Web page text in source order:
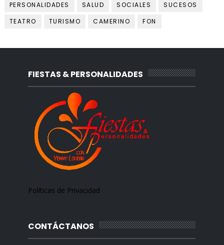
PERSONALIDADES
SALUD SOCIALES
SUCESOS
TEATRO
TURISMO CAMERINO FON
FIESTAS & PERSONALIDADES
Políticas de Privacidad
CONTÁCTANOS